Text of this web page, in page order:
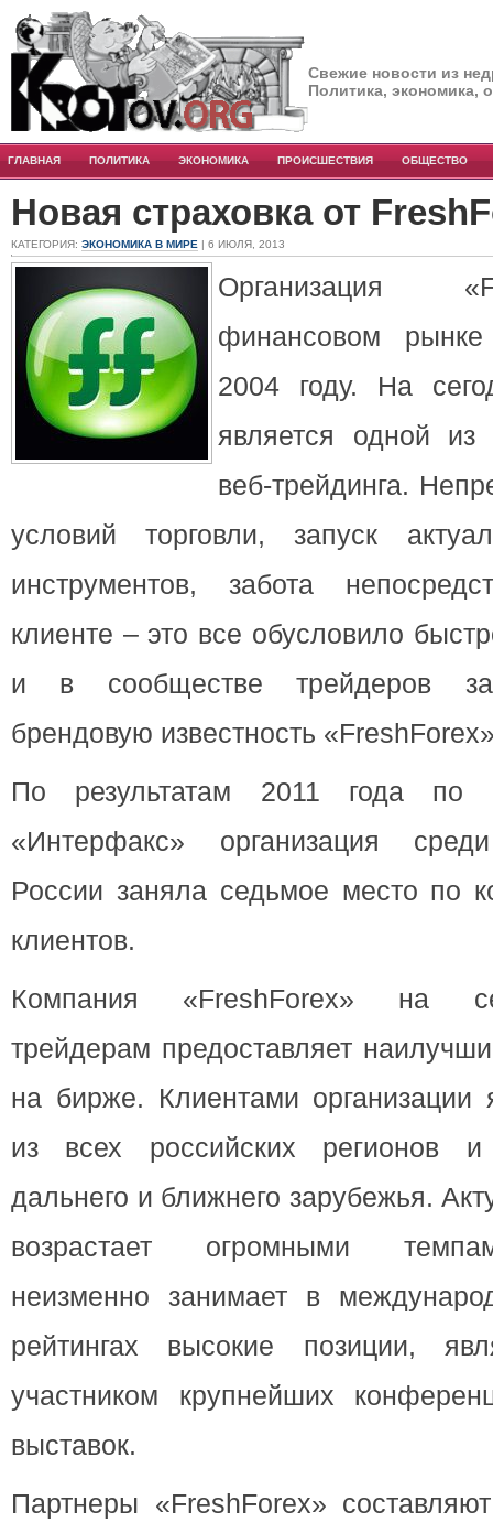
Свежие новости из
Политика, экономика,
ГЛАВНАЯ ПОЛИТИКА ЭКОНОМИКА ПРОИСШЕСТВИЯ ОБЩЕСТВО
Новая страховка от
КАТЕГОРИЯ: ЭКОНОМИКА В МИРЕ | 6 ИЮЛЯ, 2013
Организация
финансовом
2004 году. На
является одной
веб-трейдинга.
условий торговли, запуск
инструментов, забота
клиенте – это все обусловило
и в сообществе трейдеров
брендовую известность
По результатам 2011 года по
«Интерфакс» организация
России заняла седьмое место по
клиентов.
Компания «FreshForex» на
трейдерам предоставляет
на бирже. Клиентами организации
из всех российских регионов
дальнего и ближнего зарубежья.
возрастает огромными
неизменно занимает в
рейтингах высокие позиции,
участником крупнейших
выставок.
Партнеры «FreshForex»